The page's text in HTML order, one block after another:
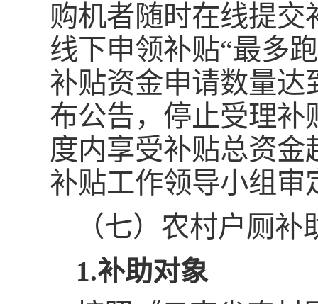
购机者随时在线提
线下申领补贴“最多
补贴资金申请数量达
布公告，停止受理补
度内享受补贴总资金
补贴工作领导小组审
（七）农村户厕补
1.补助对象